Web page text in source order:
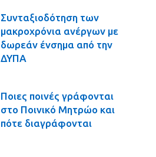
Συνταξιοδότηση των
μακροχρόνια ανέργων με
δωρεάν ένσημα από την
ΔΥΠΑ
Ποιες ποινές γράφονται
στο Ποινικό Μητρώο και
πότε διαγράφονται